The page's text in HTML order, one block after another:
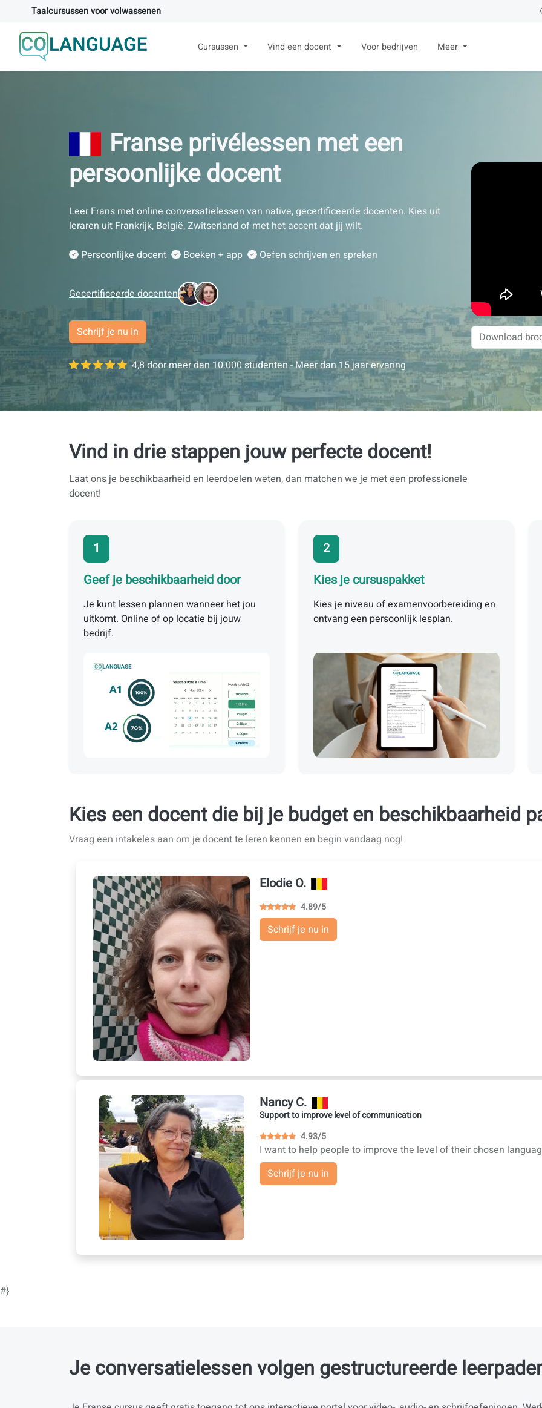
Taalcursussen voor volwassenen
Cursussen Vind een docent Voor bedrijven Meer
Franse privélessen met een
persoonlijke docent
Leer Frans met online conversatielessen van native, gecertificeerde docenten. Kies uit
leraren uit Frankrijk, België, Zwitserland of met het accent dat jij wilt.
Persoonlijke docent
Boeken + app Oefen schrijven en spreken
Gecertificeerde docenten
Schrijf je nu in
4,8 door meer dan 10.000 studenten - Meer dan 15 jaar ervaring
Vind in drie stappen jouw perfecte docent!
Laat ons je beschikbaarheid en leerdoelen weten, dan matchen we je met een professionele
docent!
1
Geef je beschikbaarheid door
Je kunt lessen plannen wanneer het jou
uitkomt. Online of op locatie bij jouw
bedrijf.
2
Kies je cursuspakket
Kies je niveau of examenvoorbereiding en
ontvang een persoonlijk lesplan.
Kies een docent die bij je budget en beschikbaarheid
Vraag een intakeles aan om je docent te leren kennen en begin vandaag nog!
Elodie O.
4.89/5
Schrijf je nu in
Nancy C.
Support to improve level of communication
4.93/5
I want to help people to improve the level of their chosen
Schrijf je nu in
#}
Je conversatielessen volgen gestructureerde